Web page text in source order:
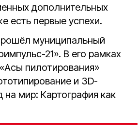
дополнительных
есть первые успехи.
муниципальный
21». В его рамках
пилотирования»
и 3D-
на мир: Картография как